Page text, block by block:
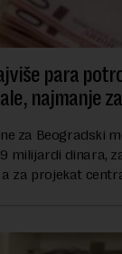
para
najmanje
za Beogradski
milijardi dinara,
za projekat